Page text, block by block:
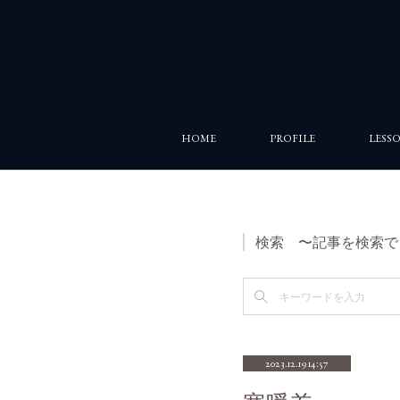
HOME PROFILE
検索 〜記事を検索で
2023.12.19 14:57